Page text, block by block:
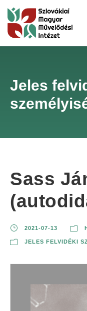
Jeles
Sass
2021-07-13
JELES FELVIDÉKI